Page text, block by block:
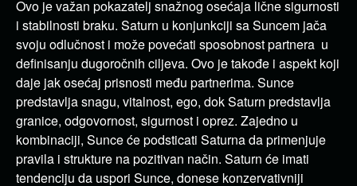
Ovo je važan pokazatelj snažnog osećaja lične sigurnosti
i stabilnosti braku. Saturn u konjunkciji sa Suncem jača
svoju odlučnost i može povećati sposobnost partnera u
definisanju dugoročnih ciljeva. Ovo je takođe i aspekt koji
daje jak osećaj prisnosti među partnerima. Sunce
predstavlja snagu, vitalnost, ego, dok Saturn predstavlja
granice, odgovornost, sigurnost i oprez. Zajedno u
kombinaciji, Sunce će podsticati Saturna da primenjuje
pravila i strukture na pozitivan način. Saturn će imati
tendenciju da uspori Sunce, donese konzervativniji